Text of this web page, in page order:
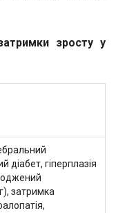
зросту у
діабет, гіперплазія
затримка